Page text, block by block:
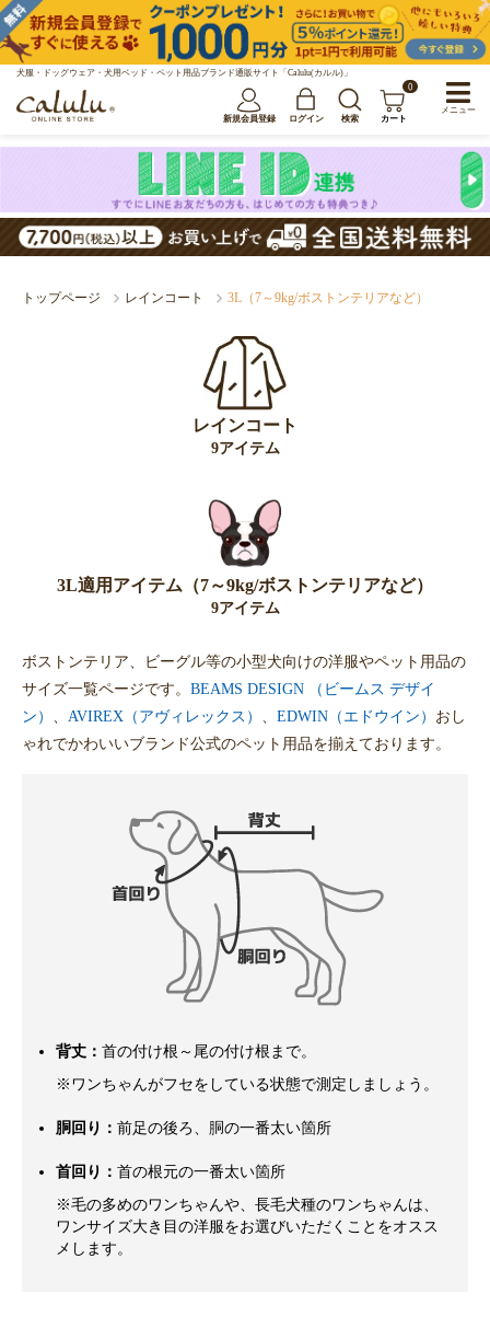
犬服・ドッグウェア・犬用ベッド・ペット用品ブランド通販サイト「Calulu(カルル)」
新規会員登録 ログイン 検索
0
カート
トップページ レインコート 3L（7～9kg/ボストンテリアなど）
レインコート
9アイテム
3L適用アイテム（7～9kg/ボストンテリアなど）
9アイテム
ボストンテリア、ビーグル等の小型犬向けの洋服やペット用品の
サイズ一覧ページです。 BEAMS DESIGN （ビームス デザイ
ン） 、 AVIREX（アヴィレックス） 、 EDWIN（エドウイン） おし
ゃれでかわいいブランド公式のペット用品を揃えております。
背丈： 首の付け根～尾の付け根まで。
※ワンちゃんがフセをしている状態で測定しましょう。
胴回り： 前足の後ろ、胴の一番太い箇所
首回り： 首の根元の一番太い箇所
※毛の多めのワンちゃんや、長毛犬種のワンちゃんは、
ワンサイズ大き目の洋服をお選びいただくことをオスス
メします。
メニュー